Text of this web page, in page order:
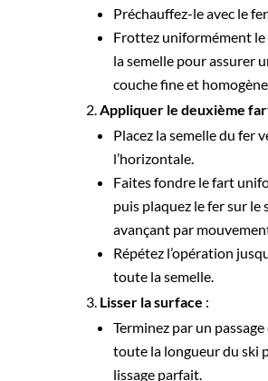
Préchauffez-le avec le
Frottez uniformément
la semelle pour assurer
couche fine et
Appliquer le deuxième
Placez la semelle du fer
l’horizontale.
Faites fondre le fart
puis plaquez le fer sur le
avançant par
Répétez l’opération
toute la semelle.
Lisser la surface :
Terminez par un
toute la longueur du ski
lissage parfait.